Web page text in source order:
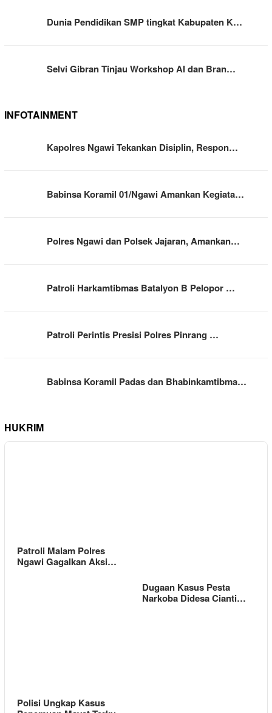
Dunia Pendidikan SMP tingkat Kabupaten K…
Selvi Gibran Tinjau Workshop AI dan Bran…
INFOTAINMENT
Kapolres Ngawi Tekankan Disiplin, Respon…
Babinsa Koramil 01/Ngawi Amankan Kegiata…
Polres Ngawi dan Polsek Jajaran, Amankan…
Patroli Harkamtibmas Batalyon B Pelopor …
Patroli Perintis Presisi Polres Pinrang …
Babinsa Koramil Padas dan Bhabinkamtibma…
HUKRIM
Patroli Malam Polres
Ngawi Gagalkan Aksi…
Dugaan Kasus Pesta
Narkoba Didesa Cianti…
Polisi Ungkap Kasus